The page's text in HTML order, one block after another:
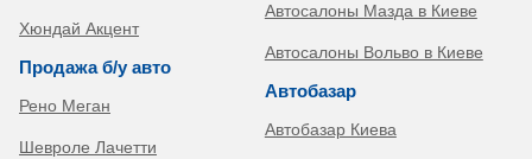
Хюндай Акцент
Продажа б/у авто
Рено Меган
Шевроле Лачетти
Автосалоны Мазда в Киеве
Автосалоны Вольво в Киеве
Автобазар
Автобазар Киева